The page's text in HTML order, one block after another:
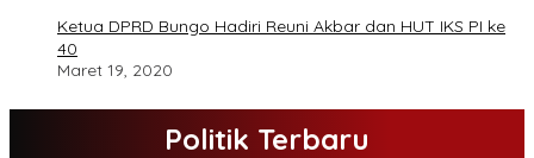
Ketua DPRD Bungo Hadiri Reuni Akbar dan HUT IKS PI ke
40
Maret 19, 2020
Politik Terbaru